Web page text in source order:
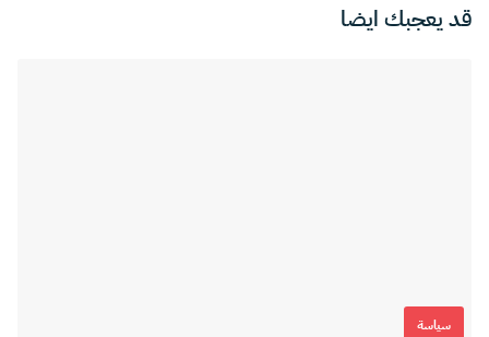
قد يعجبك ايضا
سياسة